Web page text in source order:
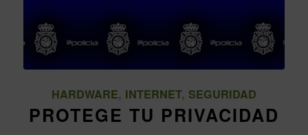
HARDWARE, INTERNET, SEGURIDAD
PROTEGE TU PRIVACIDAD